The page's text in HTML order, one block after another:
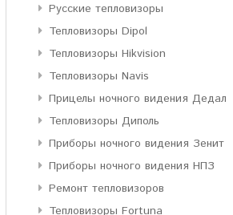
Русские тепловизоры
Тепловизоры Dipol
Тепловизоры Hikvision
Тепловизоры Navis
Прицелы ночного видения Дедал
Тепловизоры Диполь
Приборы ночного видения Зенит
Приборы ночного видения НПЗ
Ремонт тепловизоров
Тепловизоры Fortuna